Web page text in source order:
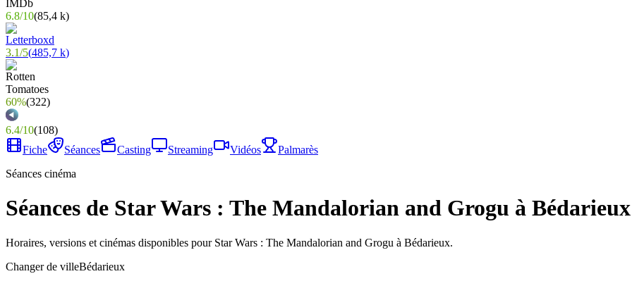
6.8/10(85,4 k)
3.1/5(485,7 k)
60%(322)
6.4/10(108)
Fiche
Séances Casting Streaming Vidéos
Palmarès
Séances cinéma
Séances de Star Wars : The Mandalorian and Grogu à Bédarieux
Horaires, versions et cinémas disponibles pour Star Wars : The Mandalorian and Grogu à Bédarieux.
Changer de villeBédarieux